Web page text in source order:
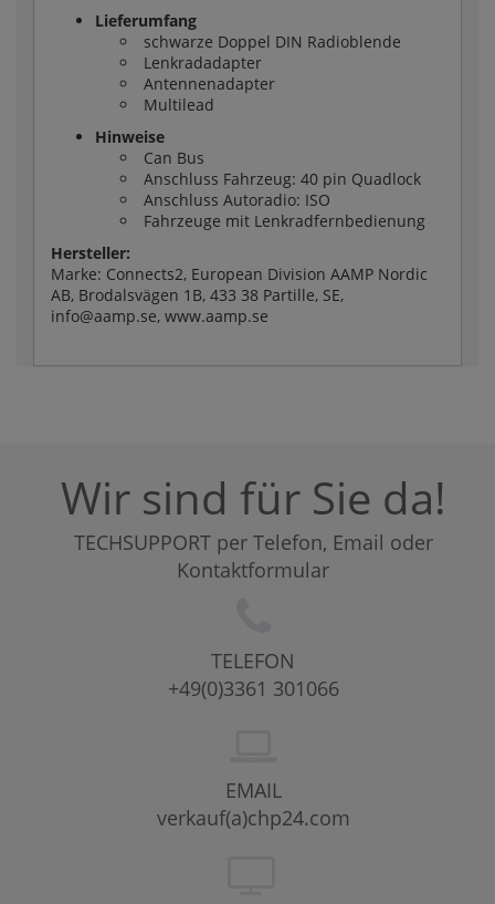
Lieferumfang
schwarze Doppel DIN Radioblende
Lenkradadapter
Antennenadapter
Multilead
Hinweise
Can Bus
Anschluss Fahrzeug: 40 pin Quadlock
Anschluss Autoradio: ISO
Fahrzeuge mit Lenkradfernbedienung
Hersteller:
Marke: Connects2, European Division AAMP Nordic
AB, Brodalsvägen 1B, 433 38 Partille, SE,
info@aamp.se, www.aamp.se
Wir sind für Sie da!
TECHSUPPORT per Telefon, Email oder
Kontaktformular
TELEFON
+49(0)3361 301066
EMAIL
verkauf(a)chp24.com